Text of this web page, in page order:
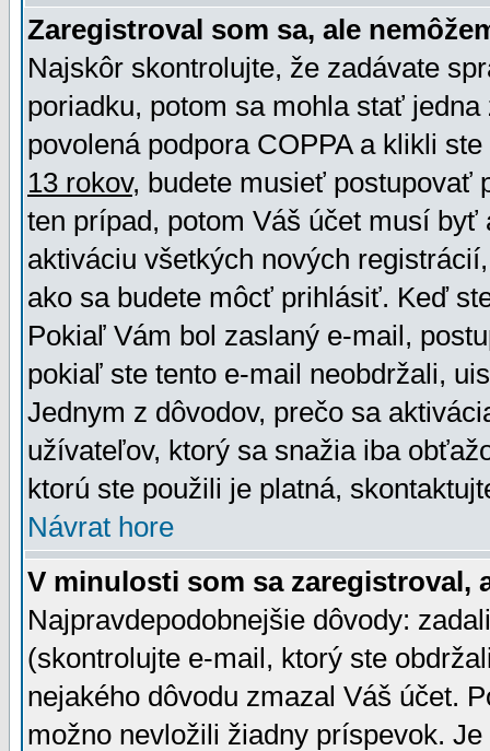
Zaregistroval som sa, ale
Najskôr skontrolujte, že zadávate
poriadku, potom sa mohla stať
povolená podpora COPPA a klikli
13 rokov, budete musieť postupovať
ten prípad, potom Váš účet musí
aktiváciu všetkých nových
ako sa budete môcť prihlásiť. Keď
Pokiaľ Vám bol zaslaný e-mail,
pokiaľ ste tento e-mail neobdržali,
Jednym z dôvodov, prečo sa
užívateľov, ktorý sa snažia iba
ktorú ste použili je platná,
Návrat hore
V minulosti som sa zaregistroval,
Najpravdepodobnejšie dôvody:
(skontrolujte e-mail, ktorý ste
nejakého dôvodu zmazal Váš účet.
možno nevložili žiadny príspevok.